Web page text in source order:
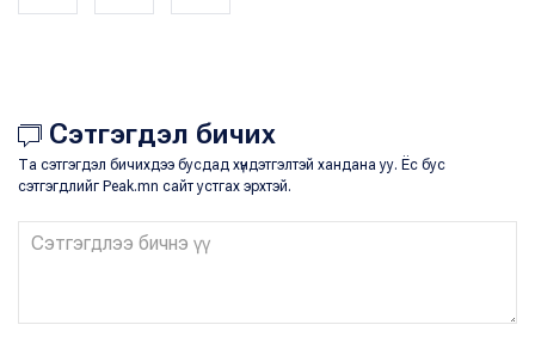
Сэтгэгдэл бичих
Та сэтгэгдэл бичихдээ бусдад хүндэтгэлтэй хандана уу. Ёс бус
сэтгэгдлийг Peak.mn сайт устгах эрхтэй.